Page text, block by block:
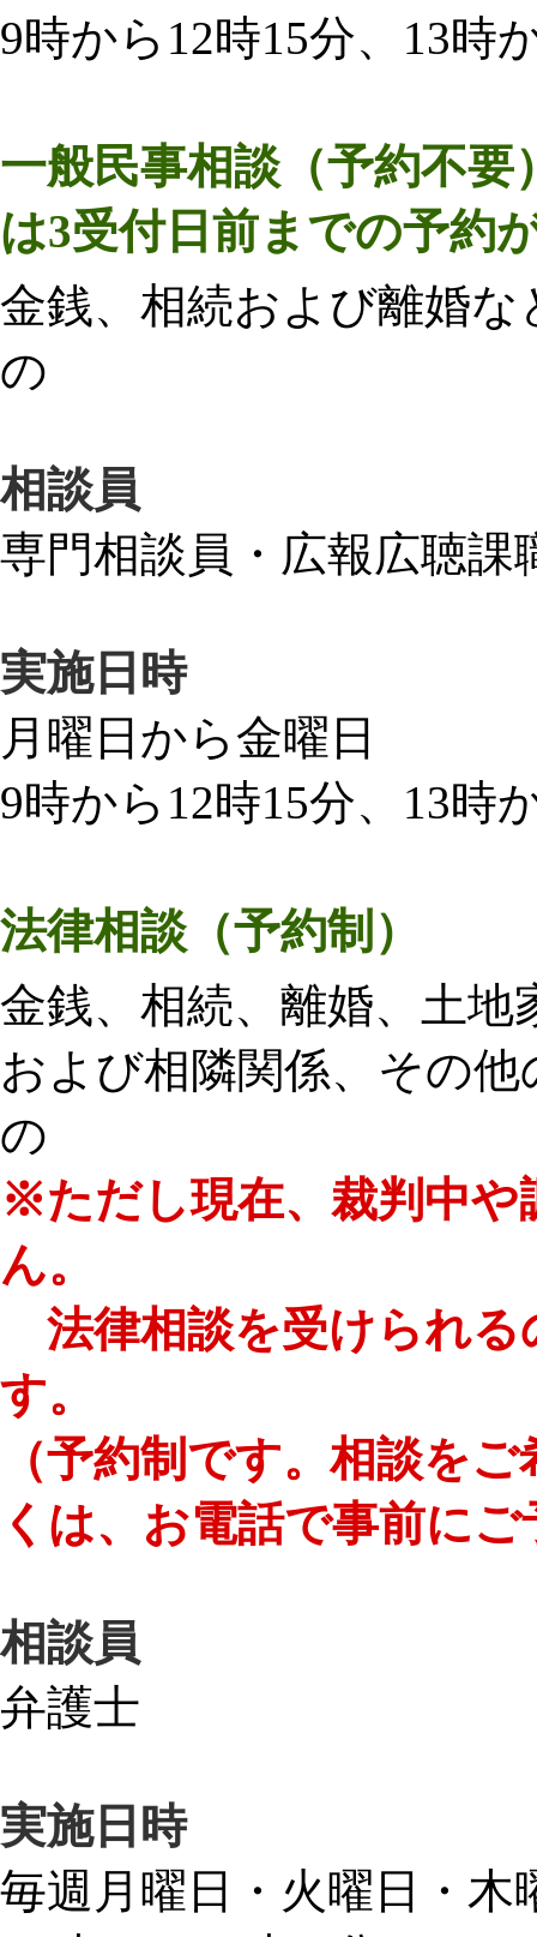
9時から12時15分、13時
一般民事相談 （予約不
は3受付日前までの予約
金銭、相続および離婚
の
相談員
専門相談員・広報広聴課
実施日時
月曜日から金曜日
9時から12時15分、13時
法律相談 （予約制）
金銭、相続、離婚、土
および相隣関係、その
の
※ただし現在、裁判中や
ん。
法律相談を受けられる
す。
（予約制です。相談を
くは、お電話で事前に
相談員
弁護士
実施日時
毎週月曜日・火曜日・木